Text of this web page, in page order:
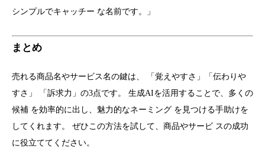
シンプルでキャッチー な名前です。」
まとめ
売れる商品名やサービス名の鍵は、 「覚えやすさ」「伝わりや
すさ」 「訴求力」の3点です。 生成AIを活用することで、多くの
候補 を効率的に出し、魅力的なネーミング を見つける手助けを
してくれます。 ぜひこの方法を試して、商品やサービ スの成功
に役立ててください。